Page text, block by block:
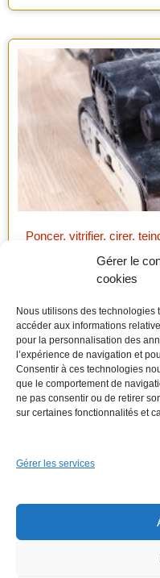
Gérer le
cookies
Nous utilisons des technologies
accéder aux informations
pour la personnalisation des
l’expérience de navigation et
Consentir à ces technologies
que le comportement de
ne pas consentir ou de retirer
sur certaines fonctionnalités et
Gérer les services
Poncer, vitrifier, cirer,